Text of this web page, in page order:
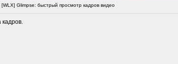
Glimpse: быстрый просмотр кадров видео
кадров.